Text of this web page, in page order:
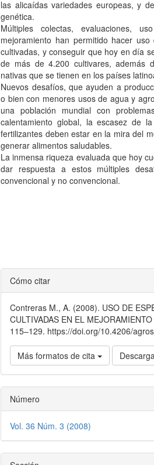
las alicaídas variedades europeas, y
genética.
Múltiples colectas, evaluaciones,
mejoramiento han permitido hacer
cultivadas, y conseguir que hoy en día
de más de 4.200 cultivares, además
nativas que se tienen en los países
Nuevos desafíos, que ayuden a
o bien con menores usos de agua y
una población mundial con
calentamiento global, la escasez de
fertilizantes deben estar en la mira del
generar alimentos saludables.
La inmensa riqueza evaluada que hoy
dar respuesta a estos múltiples
convencional y no convencional.
Detalles
del
artículo
Cómo citar
Contreras M., A. (2008). USO DE
CULTIVADAS EN EL
115–129. https://doi.org/10.4206/
Más formatos de cita
Número
Vol. 36 Núm. 3 (2008)